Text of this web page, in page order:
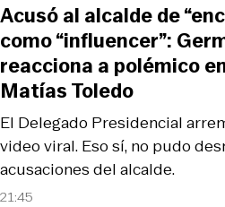
21:45
El Delegado Presidencial
video viral. Eso sí, no pudo
acusaciones del alcalde.
Acusó al alcalde de
como “influencer”:
reacciona a polémico
Matías Toledo